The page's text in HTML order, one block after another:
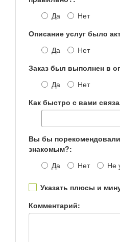
Да
Нет
Описание услуг было
Да
Нет
Заказ был выполнен в
Да
Нет
Как быстро с вами
Вы бы
знакомым?:
Да
Нет Не
Указать плюсы и
Комментарий: